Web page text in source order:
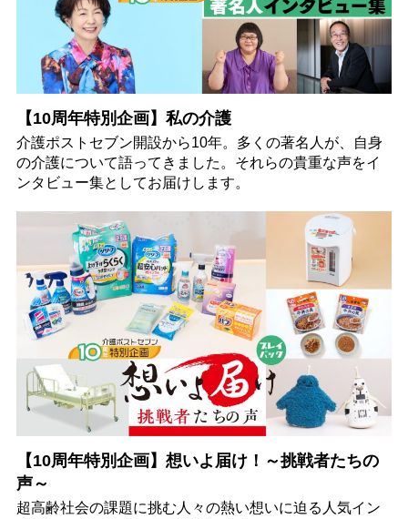
【10周年特別企画】私の介護
介護ポストセブン開設から10年。多くの著名人が、自身
の介護について語ってきました。それらの貴重な声をイ
ンタビュー集としてお届けします。
【10周年特別企画】想いよ届け！～挑戦者たちの
声～
超高齢社会の課題に挑む人々の熱い想いに迫る人気イン